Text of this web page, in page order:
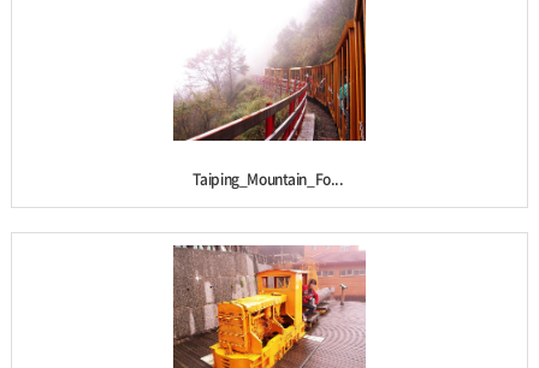
Taiping_Mountain_Fo...